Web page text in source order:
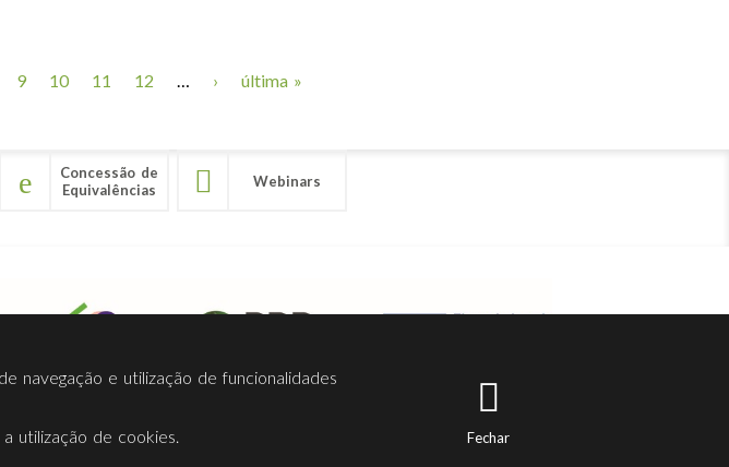
9 10 11 12 … › última »
Concessão de
Equivalências
Webinars
Ligações Facebook
navegação e utilização de funcionalidades
utilização de cookies.
Fechar